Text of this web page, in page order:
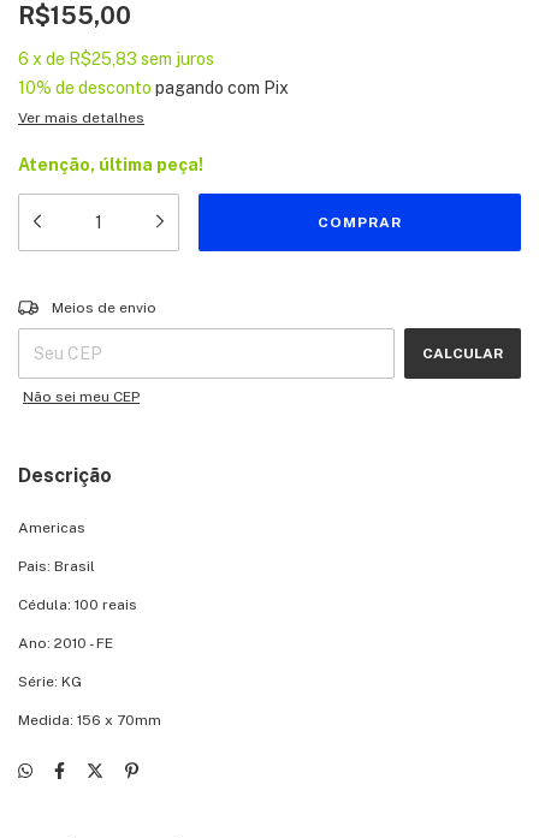
R$155,00
6 x de R$25,83 sem juros
10% de desconto pagando com Pix
Ver mais detalhes
Atenção, última peça!
Entregas para o CEP:
Meios de envio
CALCULAR
Não sei meu CEP
Descrição
Americas
Pais: Brasil
Cédula: 100 reais
Ano: 2010 - FE
Série: KG
Medida: 156 x 70mm